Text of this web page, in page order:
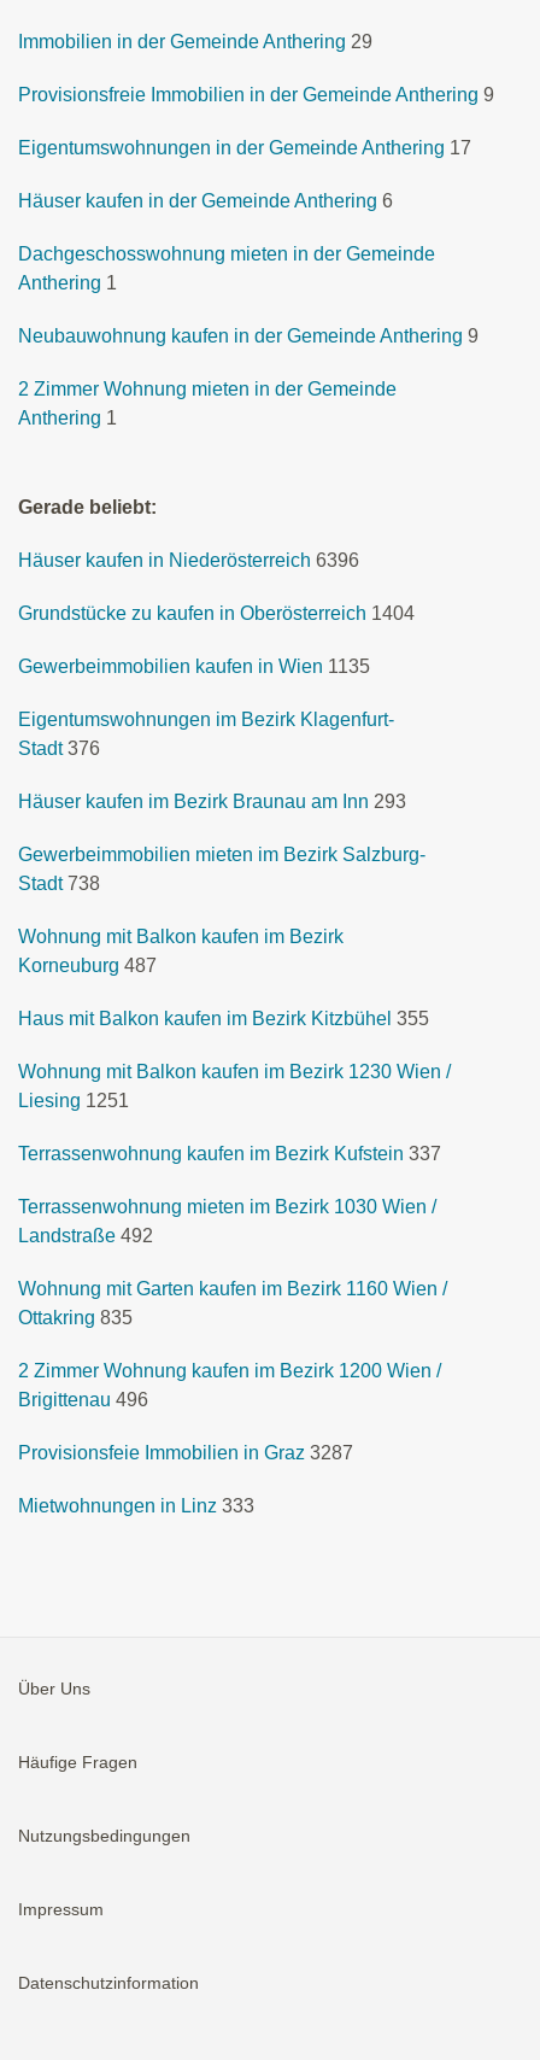
Immobilien in der Gemeinde Anthering 29
Provisionsfreie Immobilien in der Gemeinde Anthering 9
Eigentumswohnungen in der Gemeinde Anthering 17
Häuser kaufen in der Gemeinde Anthering 6
Dachgeschosswohnung mieten in der Gemeinde
Anthering 1
Neubauwohnung kaufen in der Gemeinde Anthering 9
2 Zimmer Wohnung mieten in der Gemeinde
Anthering 1
Gerade beliebt:
Häuser kaufen in Niederösterreich 6396
Grundstücke zu kaufen in Oberösterreich 1404
Gewerbeimmobilien kaufen in Wien 1135
Eigentumswohnungen im Bezirk Klagenfurt-
Stadt 376
Häuser kaufen im Bezirk Braunau am Inn 293
Gewerbeimmobilien mieten im Bezirk Salzburg-
Stadt 738
Wohnung mit Balkon kaufen im Bezirk
Korneuburg 487
Haus mit Balkon kaufen im Bezirk Kitzbühel 355
Wohnung mit Balkon kaufen im Bezirk 1230 Wien /
Liesing 1251
Terrassenwohnung kaufen im Bezirk Kufstein 337
Terrassenwohnung mieten im Bezirk 1030 Wien /
Landstraße 492
Wohnung mit Garten kaufen im Bezirk 1160 Wien /
Ottakring 835
2 Zimmer Wohnung kaufen im Bezirk 1200 Wien /
Brigittenau 496
Provisionsfeie Immobilien in Graz 3287
Mietwohnungen in Linz 333
Über Uns
Häufige Fragen
Nutzungsbedingungen
Impressum
Datenschutzinformation